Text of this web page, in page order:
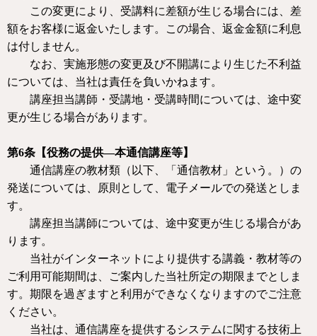
この変更により、受講料に差額が生じる場合には、差
額をお客様に返金いたします。この場合、返金金額に利息
は付しません。
なお、実施形態の変更及び不開講により生じた不利益
については、当社は責任を負いかねます。
講座担当講師・受講地・受講時間については、途中変
更が生じる場合があります。
第6条【役務の提供—本通信講座等】
通信講座の教材類（以下、「通信教材」という。）の
発送については、原則として、電子メールでの発送としま
す。
講座担当講師については、途中変更が生じる場合があ
ります。
当社がインターネットにより提供する講義・教材等の
ご利用可能期間は、ご案内した当社所定の期限までとしま
す。期限を過ぎますと利用ができなくなりますのでご注意
ください。
当社は、通信講座を提供するシステムに関する技術上